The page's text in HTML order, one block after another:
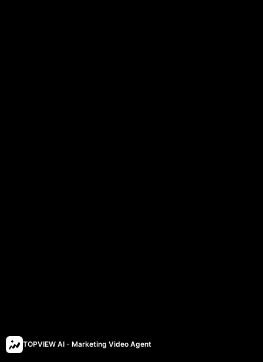
TOPVIEW AI - Marketing Video Agent